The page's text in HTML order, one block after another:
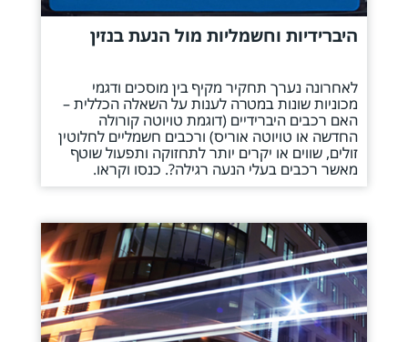
היברידיות וחשמליות מול הנעת בנזין
לאחרונה נערך תחקיר מקיף בין מוסכים ודגמי
מכוניות שונות במטרה לענות על השאלה הכללית –
האם רכבים היברידיים (דוגמת טויוטה קורולה
החדשה או טויוטה אוריס) ורכבים חשמליים לחלוטין
זולים, שווים או יקרים יותר לתחזוקה ותפעול שוטף
מאשר רכבים בעלי הנעה רגילה?. כנסו וקראו.